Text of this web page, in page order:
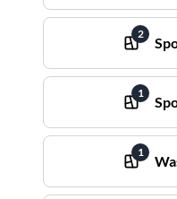
2
1
1